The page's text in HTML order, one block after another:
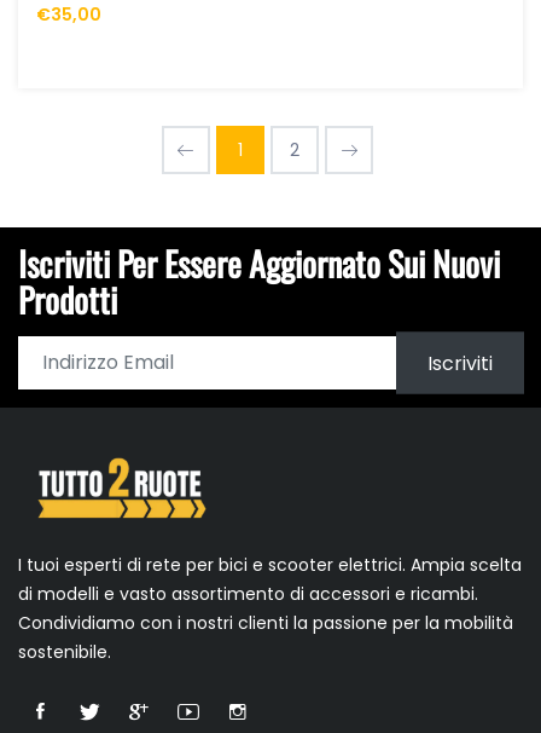
€35,00
1 2
Iscriviti Per Essere Aggiornato Sui Nuovi
Prodotti
Iscriviti
I tuoi esperti di rete per bici e scooter elettrici. Ampia scelta
di modelli e vasto assortimento di accessori e ricambi.
Condividiamo con i nostri clienti la passione per la mobilità
sostenibile.